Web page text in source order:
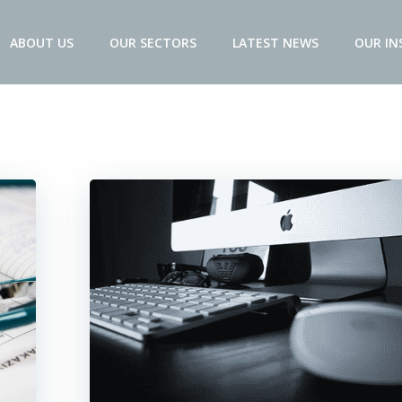
ABOUT US OUR SECTORS LATEST NEWS OUR